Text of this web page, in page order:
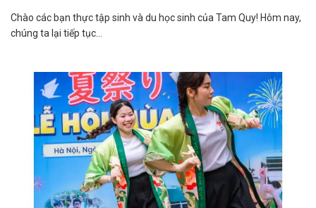
Chào các bạn thực tập sinh và du học sinh của Tam Quy! Hôm nay,
chúng ta lại tiếp tục...